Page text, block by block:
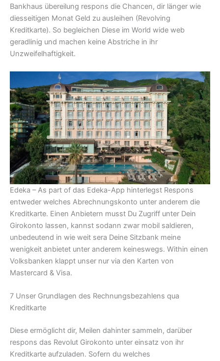
Bankhaus übereilung respons die Chancen, dir länger wie
diesseitigen Monat Geld zu ausleihen (Revolving
Kreditkarte). So begleichen Diese im World wide web
geradlinig und machen keine Abstriche in ihr
Unzweifelhaftigkeit.
Edeka – As part of das Edeka-App hinterlegst Respons
entweder welches Abrechnungskonto unter anderem die
Kreditkarte. Einen Anbietern musst Du Zugriff unter Dein
Girokonto lassen, kannst sodann zwar mobil saldieren,
unbedeutend in wie weit sera Deine Sitzbank meine
wenigkeit anbietet unter anderem keineswegs. Within einen
Volksbanken klappt unser nur via den Karten von
Mastercard & Visa.
7 Unser Grundlagen des Rechnungsbezahlens qua
Kreditkarte
Diese ermöglicht dir, Meilen dahinter sammeln, darüber
respons das Revolut Girokonto unter einsatz von ihr
Kreditkarte aufzuladen. Sofern du welches